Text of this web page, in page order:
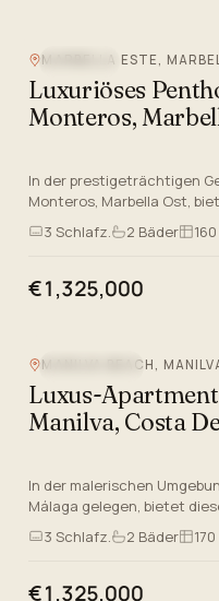
MARBELLA ESTE,
Luxuriöses
Monteros,
In der prestigeträchtigen
Monteros, Marbella Ost,
Penthouse eine Mischung
die die Qualität Lifest…
3 Schlafz. 2 Bäder
€1,325,000
MANILVA BEACH,
Luxus-
Manilva, Costa
In der malerischen
Málaga gelegen, bietet
Wohnung eine
den luxuriösen Lifestyle-
3 Schlafz. 2 Bäder
€1,325,000